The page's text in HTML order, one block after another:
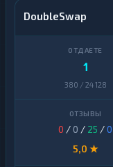
DoubleSwap
1
380 / 24 128
0 / 0 / 25 /0
5,0 ★